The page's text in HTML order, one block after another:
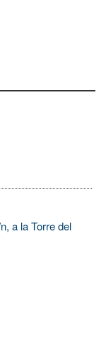
a la Torre del